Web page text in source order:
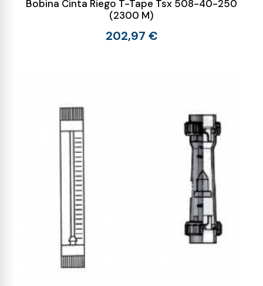
Bobina Cinta Riego T-Tape Tsx 508-40-250
(2300 M)
202,97 €